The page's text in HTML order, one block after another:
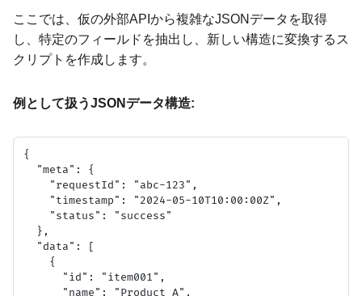
ここでは、仮の外部APIから複雑なJSONデータを取得
し、特定のフィールドを抽出し、新しい構造に変換するス
クリプトを作成します。
例として扱うJSONデータ構造:
{
  "meta": {
    "requestId": "abc-123",
    "timestamp": "2024-05-10T10:00:00Z",
    "status": "success"
  },
  "data": [
    {
      "id": "item001",
      "name": "Product A",